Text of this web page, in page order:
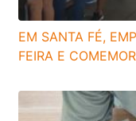
EM SANTA FÉ,
FEIRA E